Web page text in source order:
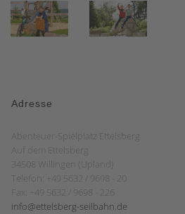
Adresse
Abenteuer-Spielplatz Ettelsberg
Auf dem Ettelsberg
34508 Willingen (Upland)
Telefon: +49 5632 / 9698 - 20
Fax: +49 5632 / 9698 - 226
info@ettelsberg-seilbahn.de